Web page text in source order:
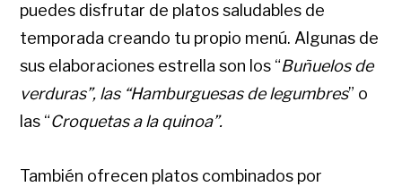
puedes disfrutar de platos saludables de
temporada creando tu propio menú. Algunas de
sus elaboraciones estrella son los “Buñuelos de
verduras”, las “Hamburguesas de legumbres” o
las “Croquetas a la quinoa”.
También ofrecen platos combinados por